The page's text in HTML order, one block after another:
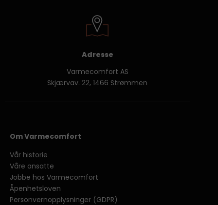
Adresse
Varmecomfort AS
Skjærvav. 22, 1466 Strømmen
Om Varmecomfort
Vår historie
Våre ansatte
Jobbe hos Varmecomfort
Åpenhetsloven
Personvernopplysninger (GDPR)